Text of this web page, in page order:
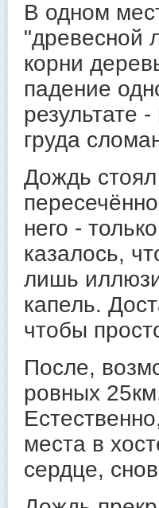
В одном
"древесной
корни
падение
результате
груда
Дождь
него -
казалось,
лишь
капель.
чтобы
После,
ровных
места в
сердце,